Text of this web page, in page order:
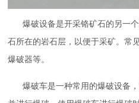
爆破设备是开采铬矿石的另一
石所在的岩石层，以便于采矿。常
爆破器等。
爆破车是一种常用的爆破设备